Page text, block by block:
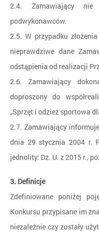
2.4. Zamawiający nie
podwykonawców.
2.5. W przypadku
nieprawdziwe dane
odstąpienia od realizacji
2.6. Zamawiający
doproszony do
„Sprzęt i odzież sportowa
2.7. Zamawiający
dnia 29 stycznia 2004 r.
jednolity: Dz. U. z 2015 r.,
3. Definicje
Zdefiniowane poniżej
Konkursu przypisane im
niezależnie czy zostały